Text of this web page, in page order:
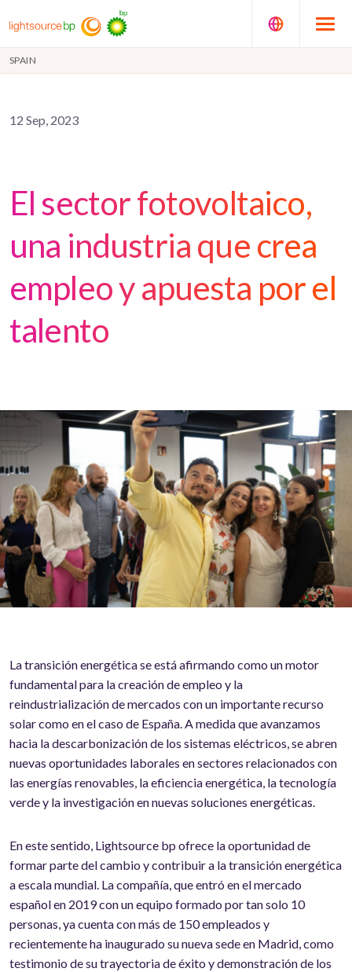
SPAIN
12 Sep, 2023
El sector fotovoltaico,
una industria que crea
empleo y apuesta por el
talento
La transición energética se está afirmando como un motor
fundamental para la creación de empleo y la
reindustrialización de mercados con un importante recurso
solar como en el caso de España. A medida que avanzamos
hacia la descarbonización de los sistemas eléctricos, se abren
nuevas oportunidades laborales en sectores relacionados con
las energías renovables, la eficiencia energética, la tecnología
verde y la investigación en nuevas soluciones energéticas.
En este sentido, Lightsource bp ofrece la oportunidad de
formar parte del cambio y contribuir a la transición energética
a escala mundial. La compañía, que entró en el mercado
español en 2019 con un equipo formado por tan solo 10
personas, ya cuenta con más de 150 empleados y
recientemente ha inaugurado su nueva sede en Madrid, como
testimonio de su trayectoria de éxito y demonstración de los